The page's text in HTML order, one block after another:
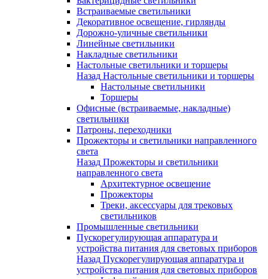
Встраиваемые светильники
Декоративное освещение, гирлянды
Дорожно-уличные светильники
Линейные светильники
Накладные светильники
Настольные светильники и торшеры
Назад Настольные светильники и торшеры
Настольные светильники
Торшеры
Офисные (встраиваемые, накладные)
светильники
Патроны, переходники
Прожекторы и светильники направленного
света
Назад Прожекторы и светильники
направленного света
Архитектурное освещение
Прожекторы
Треки, аксессуары для трековых
светильников
Промышленные светильники
Пускорегулирующая аппаратура и
устройства питания для световых приборов
Назад Пускорегулирующая аппаратура и
устройства питания для световых приборов